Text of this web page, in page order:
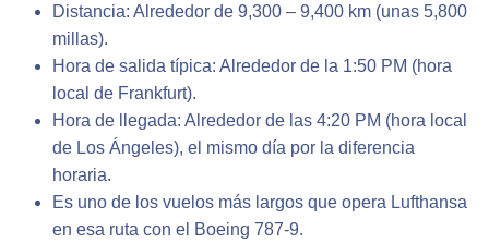
Distancia: Alrededor de 9,300 – 9,400 km (unas 5,800
millas).
Hora de salida típica: Alrededor de la 1:50 PM (hora
local de Frankfurt).
Hora de llegada: Alrededor de las 4:20 PM (hora local
de Los Ángeles), el mismo día por la diferencia
horaria.
Es uno de los vuelos más largos que opera Lufthansa
en esa ruta con el Boeing 787-9.